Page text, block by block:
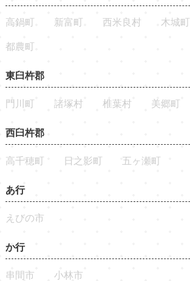
高鍋町 新富町 西米良村 木城町
都農町
東臼杵郡
門川町 諸塚村 椎葉村 美郷町
西臼杵郡
高千穂町 日之影町 五ヶ瀬町
あ行
えびの市
か行
串間市 小林市